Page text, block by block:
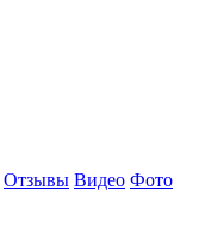
Отзывы Видео Фото